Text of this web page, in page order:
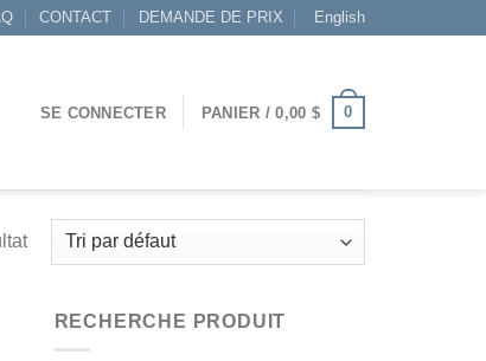
CONTACT DEMANDE DE PRIX English
SE CONNECTER PANIER /0,00 $ 0
RECHERCHE PRODUIT